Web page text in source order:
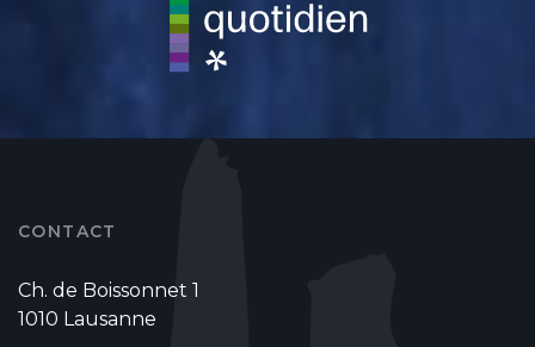
CONTACT
Ch. de Boissonnet 1
1010 Lausanne